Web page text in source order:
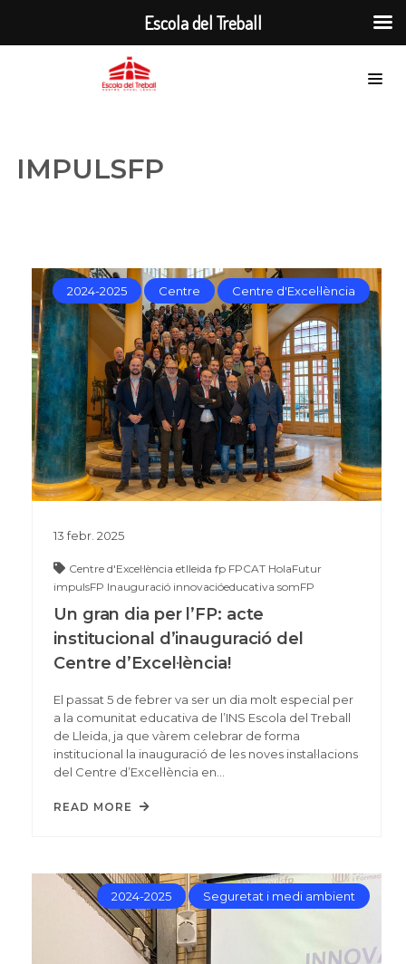
IMPULSFP
2024-2025 Centre Centre d'Excel·lència
13 febr. 2025
Centre d'Excel·lència etlleida fp FPCAT HolaFutur
impulsFP Inauguració innovacióeducativa somFP
Un gran dia per l’FP: acte
institucional d’inauguració del
Centre d’Excel·lència!
El passat 5 de febrer va ser un dia molt especial per
a la comunitat educativa de l’INS Escola del Treball
de Lleida, ja que vàrem celebrar de forma
institucional la inauguració de les noves instal·lacions
del Centre d’Excel·lència en…
READ MORE
2024-2025 Seguretat i medi ambient
Escola del Treball